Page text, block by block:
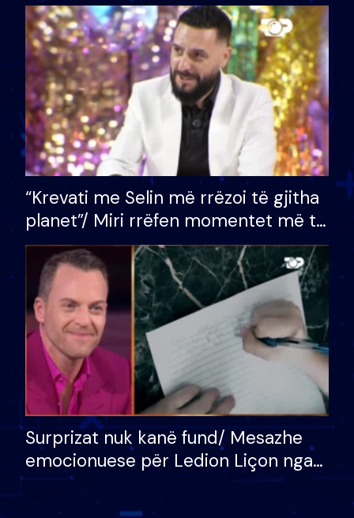
divorci apo jo?
“Krevati me Selin më rrëzoi të gjitha
planet”/ Miri rrëfen momentet më të
bukura në shtëpinë e BB VIP: Do më
mungojë zilja e mëngjesit kur…
Surprizat nuk kanë fund/ Mesazhe
emocionuese për Ledion Liçon nga
nëna dhe fëmijët e tij, moderatori
nuk i mban dot lotët: Nuk meritoj…